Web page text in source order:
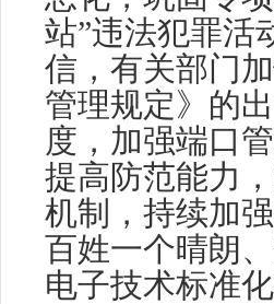
站”违法犯罪活
信，有关部门
管理规定》的
度，加强端口
提高防范能力
机制，持续加
百姓一个晴朗
电子技术标准